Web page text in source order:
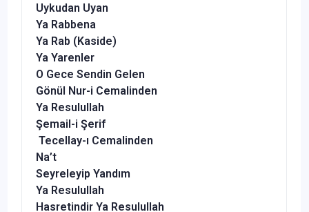
Uykudan Uyan
Ya Rabbena
Ya Rab (Kaside)
Ya Yarenler
O Gece Sendin Gelen
Gönül Nur-i Cemalinden
Ya Resulullah
Şemail-i Şerif
Tecellay-ı Cemalinden
Na’t
Seyreleyip Yandım
Ya Resulullah
Hasretindir Ya Resulullah